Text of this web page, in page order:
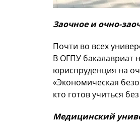
Заочное и очно-
Почти во всех
В ОГПУ бакалавриат
юриспруденция на
«Экономическая
кто готов учиться
Медицинский